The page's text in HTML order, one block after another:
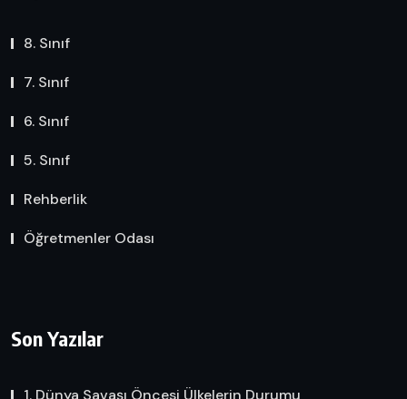
8. Sınıf
7. Sınıf
6. Sınıf
5. Sınıf
Rehberlik
Öğretmenler Odası
Son Yazılar
1. Dünya Savaşı Öncesi Ülkelerin Durumu